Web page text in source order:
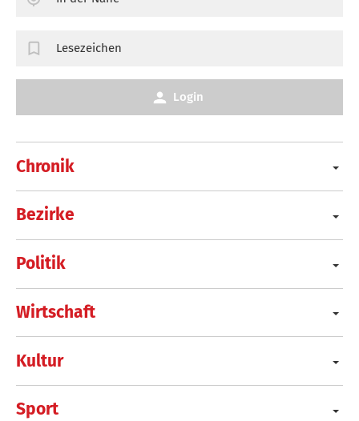
Chronik
Bezirke
Politik
Wirtschaft
Kultur
Sport
Lesezeichen
Login